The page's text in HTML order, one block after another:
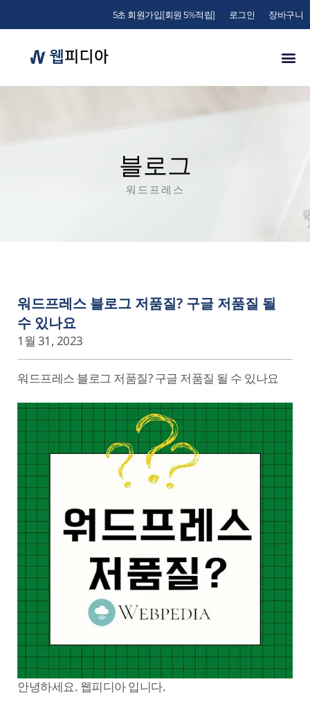
5초 회원가입[회원 5%적립] 로그인 장바구니
블로그
워드프레스
워드프레스 블로그 저품질? 구글 저품질 될
수 있나요
1월 31, 2023
워드프레스 블로그 저품질? 구글 저품질 될 수 있나요
안녕하세요. 웹피디아 입니다.